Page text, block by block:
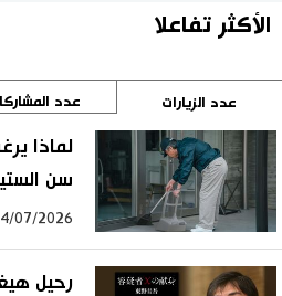
الأكثر تفاعلا
عدد الزيارات عدد
لماذا
سن
07/2026
رحيل